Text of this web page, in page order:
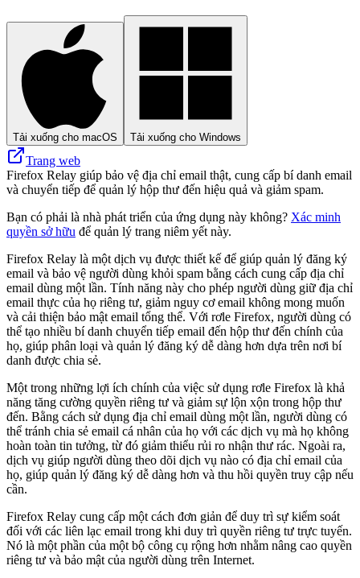
Tải xuống cho macOS Tải xuống cho Windows
Trang web
Firefox Relay giúp bảo vệ địa chỉ email thật, cung cấp bí danh email
và chuyển tiếp để quản lý hộp thư đến hiệu quả và giảm spam.
Bạn có phải là nhà phát triển của ứng dụng này không? Xác minh
quyền sở hữu để quản lý trang niêm yết này.
Firefox Relay là một dịch vụ được thiết kế để giúp quản lý đăng ký
email và bảo vệ người dùng khỏi spam bằng cách cung cấp địa chỉ
email dùng một lần. Tính năng này cho phép người dùng giữ địa chỉ
email thực của họ riêng tư, giảm nguy cơ email không mong muốn
và cải thiện bảo mật email tổng thể. Với rơle Firefox, người dùng có
thể tạo nhiều bí danh chuyển tiếp email đến hộp thư đến chính của
họ, giúp phân loại và quản lý đăng ký dễ dàng hơn dựa trên nơi bí
danh được chia sẻ.
Một trong những lợi ích chính của việc sử dụng rơle Firefox là khả
năng tăng cường quyền riêng tư và giảm sự lộn xộn trong hộp thư
đến. Bằng cách sử dụng địa chỉ email dùng một lần, người dùng có
thể tránh chia sẻ email cá nhân của họ với các dịch vụ mà họ không
hoàn toàn tin tưởng, từ đó giảm thiểu rủi ro nhận thư rác. Ngoài ra,
dịch vụ giúp người dùng theo dõi dịch vụ nào có địa chỉ email của
họ, giúp quản lý đăng ký dễ dàng hơn và thu hồi quyền truy cập nếu
cần.
Firefox Relay cung cấp một cách đơn giản để duy trì sự kiểm soát
đối với các liên lạc email trong khi duy trì quyền riêng tư trực tuyến.
Nó là một phần của một bộ công cụ rộng hơn nhằm nâng cao quyền
riêng tư và bảo mật của người dùng trên Internet.